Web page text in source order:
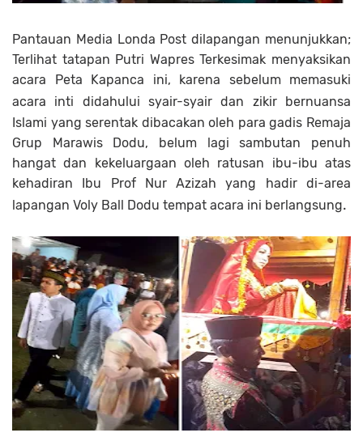
Pantauan Media Londa Post dilapangan menunjukkan;
Terlihat tatapan Putri Wapres Terkesimak menyaksikan
acara Peta Kapanca ini, karena sebelum memasuki
acara inti didahului syair-syair dan zikir bernuansa
Islami yang serentak dibacakan oleh para gadis Remaja
Grup Marawis Dodu, belum lagi sambutan penuh
hangat dan kekeluargaan oleh ratusan ibu-ibu atas
kehadiran Ibu Prof Nur Azizah yang hadir di-area
lapangan Voly Ball Dodu tempat acara ini berlangsung.